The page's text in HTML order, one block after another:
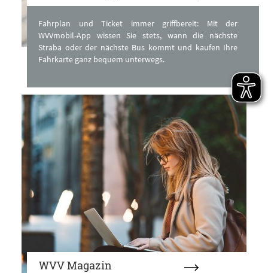
Fahrplan und Ticket immer griffbereit: Mit der
WVVmobil-App wissen Sie stets, wann die nächste
Straba oder der nächste Bus kommt und kaufen Ihre
Fahrkarte ganz bequem unterwegs.
WVV Magazin